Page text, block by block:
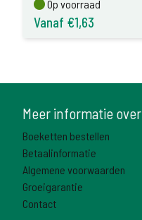
Op voorraad
Op voorraad
Vanaf €1,63
Meer informatie over
Boeketten bestellen
Betaalinformatie
Algemene voorwaarden
Groeigarantie
Contact